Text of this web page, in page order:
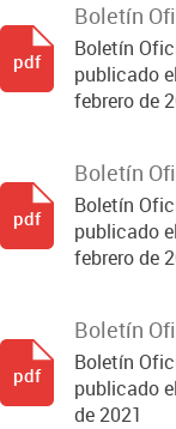
Boletín
Boletín
publicado
febrero de
pdf
Boletín
Boletín
publicado
febrero de
pdf
Boletín
Boletín
publicado
de 2021
pdf